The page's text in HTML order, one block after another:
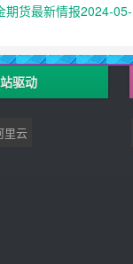
期货最新情报2024-
驱动
里云